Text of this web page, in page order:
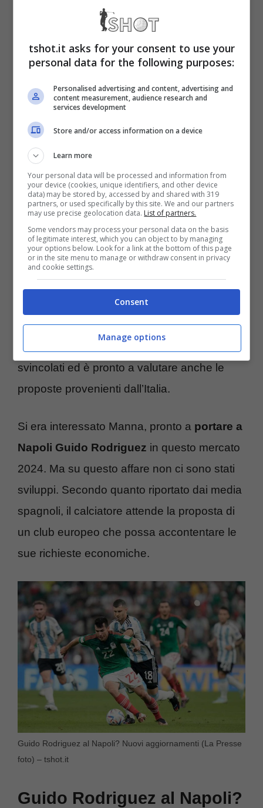
L’obiettivo del Napoli è chiaro: si cerca un
per sostiture Zielinski ed un altro attaccante
quello dell’argentino, attuamente svincolato
dopo la fine della sua avventura in Spagna al
Betis Siviglia. Secondo le ultime indiscrezioni
di mercato Napoli, il suo profilo è finito nei
radar anche se ad oggi non ci sono stati
contatti concreti.
Regna l’incertezza sulfuturo di Guido
, che non ha trovato l’accordo con
il club andaluso per il rinnovo di contratto. Il
giocatore è uno dei più ricercati fra quelli
svincolati ed è pronto a valutare anche le
proposte provenienti dall’Italia.
Si era interessato Manna, pronto a portare a
Napoli Guido Rodriguez in questo mercato
2024. Ma su questo affare non ci sono stati
sviluppi. Secondo quanto riportato dai media
spagnoli, il calciatore attende la proposta di
un club europeo che possa accontentare le
sue richieste economiche.
Guido Rodriguez al Napoli? Nuovi aggiornamenti (La Presse
foto) – tshot.it
Guido Rodriguez al Napoli?
tshot.it asks for your consent to use your
personal data for the following purposes:
Personalised advertising and content, advertising and
content measurement, audience research and
services development
Store and/or access information on a device
Learn more
Your personal data will be processed and information from
your device (cookies, unique identifiers, and other device
data) may be stored by, accessed by and shared with 319
partners, or used specifically by this site. We and our partners
may use precise geolocation data. List of partners.
Some vendors may process your personal data on the basis
of legitimate interest, which you can object to by managing
your options below. Look for a link at the bottom of this page
or in the site menu to manage or withdraw consent in privacy
and cookie settings.
Consent
Manage options